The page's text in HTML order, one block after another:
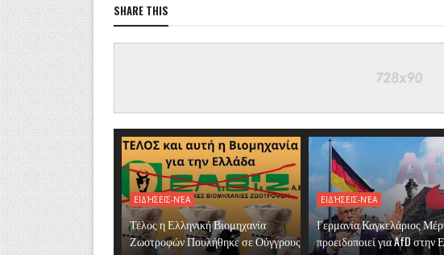
SHARE THIS
ΕΙΔΉΣΕΙΣ-ΝΈΑ
Τέλος η Ελληνική Βιομηχανία
Ζωοτροφών Πουλήθηκε σε Ούγγρους
ΕΙΔΉΣΕΙΣ-ΝΈΑ
Γερμανία Καγκελάριος
προειδοποιεί για AfD στην